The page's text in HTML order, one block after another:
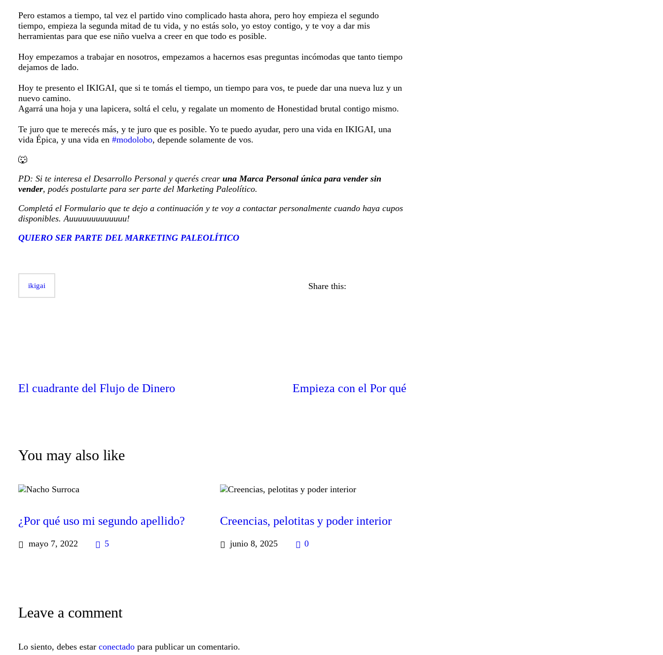
Pero estamos a tiempo, tal vez el partido vino complicado hasta ahora, pero hoy empieza el segundo
tiempo, empieza la segunda mitad de tu vida, y no estás solo, yo estoy contigo, y te voy a dar mis
herramientas para que ese niño vuelva a creer en que todo es posible.
Hoy empezamos a trabajar en nosotros, empezamos a hacernos esas preguntas incómodas que tanto tiempo
dejamos de lado.
Hoy te presento el IKIGAI, que si te tomás el tiempo, un tiempo para vos, te puede dar una nueva luz y un
nuevo camino.
Agarrá una hoja y una lapicera, soltá el celu, y regalate un momento de Honestidad brutal contigo mismo.
Te juro que te merecés más, y te juro que es posible. Yo te puedo ayudar, pero una vida en IKIGAI, una
vida Épica, y una vida en #modolobo, depende solamente de vos.
🐺
PD: Si te interesa el Desarrollo Personal y querés crear una Marca Personal única para vender sin
vender, podés postularte para ser parte del Marketing Paleolítico.
Completá el Formulario que te dejo a continuación y te voy a contactar personalmente cuando haya cupos
disponibles. Auuuuuuuuuuuuu!
QUIERO SER PARTE DEL MARKETING PALEOLÍTICO
ikigai Share this:
entradas
El cuadrante del Flujo de Dinero Empieza con el Por qué
You may also like
¿Por qué uso mi segundo apellido?
mayo 7, 2022 5
Creencias, pelotitas y poder interior
junio 8, 2025 0
Leave a comment
Lo siento, debes estar conectado para publicar un comentario.